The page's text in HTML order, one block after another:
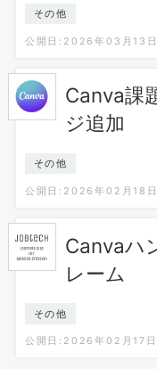
その他
公開日:2026年03月13日
Canva課
ジ追加
その他
公開日:2026年02月18日
Canvaハ
レーム
その他
公開日:2026年02月17日